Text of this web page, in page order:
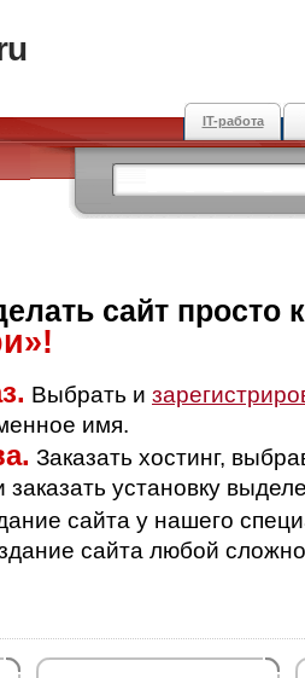
IT-работа
сайт просто
Выбрать и
имя.
Заказать хостинг,
установку
сайта у нашего
сайта любой